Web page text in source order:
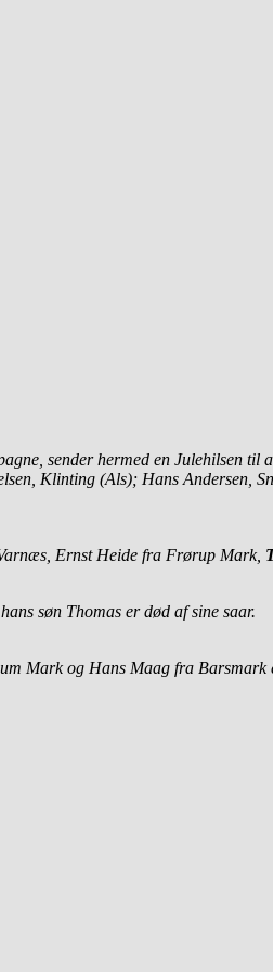
sender hermed en Julehilsen til
Klinting (Als); Hans Andersen,
Ernst Heide fra Frørup Mark,
søn Thomas er død af sine saar.
Mark og Hans Maag fra Barsmark